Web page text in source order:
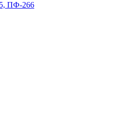
ПФ-266